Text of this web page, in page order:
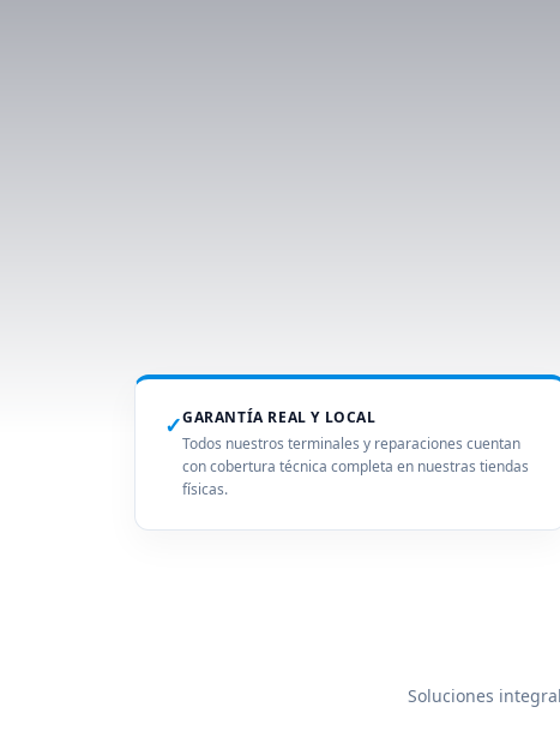
✓GARANTÍA REAL Y LOCAL
Todos nuestros terminales y reparaciones cuentan
con cobertura técnica completa en nuestras tiendas
físicas.
Soluciones